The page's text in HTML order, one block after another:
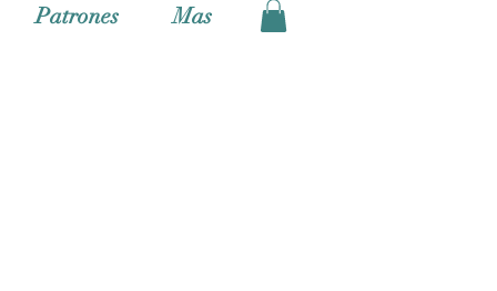
Patrones Mas